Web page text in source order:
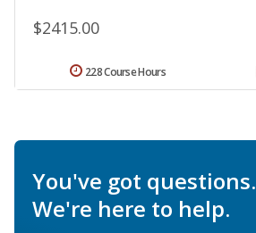
$2415.00
228 Course Hours
You've got questions.
We're here to help.